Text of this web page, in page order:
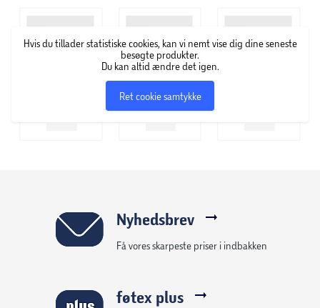
Hvis du tillader statistiske cookies, kan vi nemt vise dig dine seneste
besøgte produkter.
Du kan altid ændre det igen.
Ret cookie samtykke
Nyhedsbrev
Få vores skarpeste priser i indbakken
føtex plus